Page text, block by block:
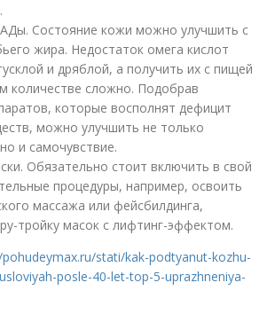
Состояние кожи можно улучшить с
жира. Недостаток омега кислот
и дряблой, а получить их с пищей
количестве сложно. Подобрав
которые восполнят дефицит
можно улучшить не только
и самочувствие.
Обязательно стоит включить в свой
процедуры, например, освоить
массажа или фейсбилдинга,
тройку масок с лифтинг-эффектом.
stati/kak-podtyanut-kozhu-
posle-40-let-top-5-uprazhneniya-